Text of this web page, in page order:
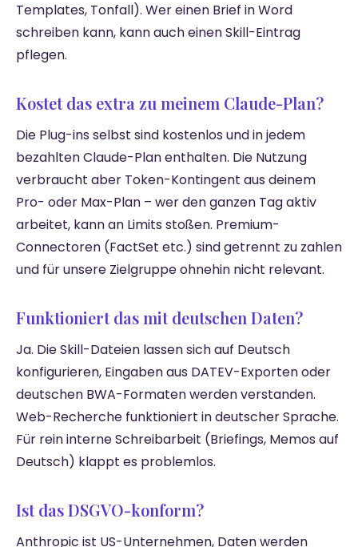
Templates, Tonfall). Wer einen Brief in Word
schreiben kann, kann auch einen Skill-Eintrag
pflegen.
Kostet das extra zu meinem Claude-Plan?
Die Plug-ins selbst sind kostenlos und in jedem
bezahlten Claude-Plan enthalten. Die Nutzung
verbraucht aber Token-Kontingent aus deinem
Pro- oder Max-Plan – wer den ganzen Tag aktiv
arbeitet, kann an Limits stoßen. Premium-
Connectoren (FactSet etc.) sind getrennt zu zahlen
und für unsere Zielgruppe ohnehin nicht relevant.
Funktioniert das mit deutschen Daten?
Ja. Die Skill-Dateien lassen sich auf Deutsch
konfigurieren, Eingaben aus DATEV-Exporten oder
deutschen BWA-Formaten werden verstanden.
Web-Recherche funktioniert in deutscher Sprache.
Für rein interne Schreibarbeit (Briefings, Memos auf
Deutsch) klappt es problemlos.
Ist das DSGVO-konform?
Anthropic ist US-Unternehmen, Daten werden